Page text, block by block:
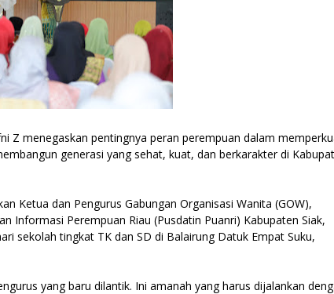
Z menegaskan pentingnya peran perempuan dalam
generasi yang sehat, kuat, dan berkarakter di
Ketua dan Pengurus Gabungan Organisasi Wanita (GOW),
Informasi Perempuan Riau (Pusdatin Puanri) Kabupaten Siak,
sekolah tingkat TK dan SD di Balairung Datuk Empat Suku,
yang baru dilantik. Ini amanah yang harus dijalankan